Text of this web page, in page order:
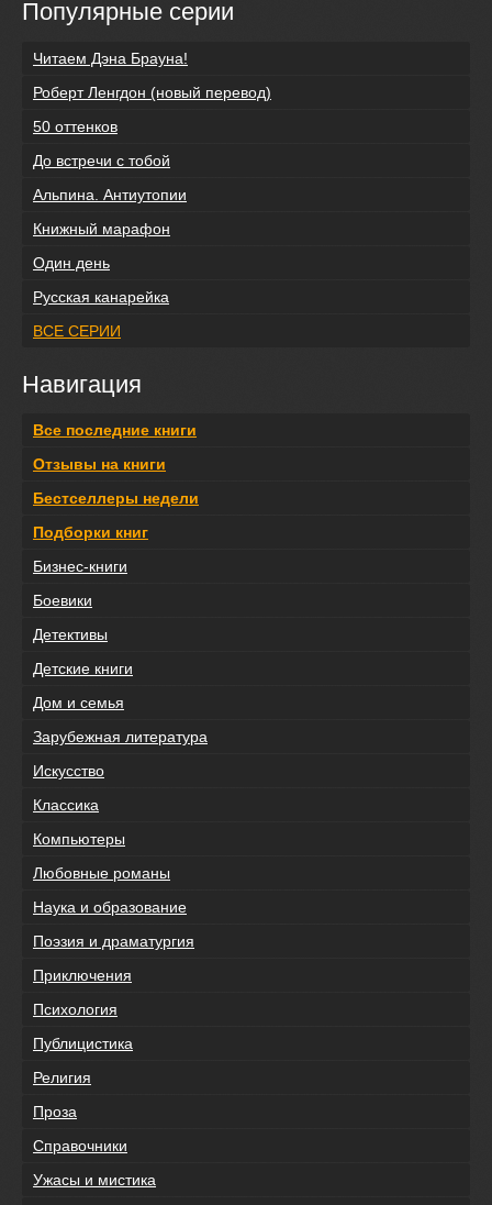
Популярные серии
Читаем Дэна Брауна!
Роберт Ленгдон (новый перевод)
50 оттенков
До встречи с тобой
Альпина. Антиутопии
Книжный марафон
Один день
Русская канарейка
ВСЕ СЕРИИ
Навигация
Все последние книги
Отзывы на книги
Бестселлеры недели
Подборки книг
Бизнес-книги
Боевики
Детективы
Детские книги
Дом и семья
Зарубежная литература
Искусство
Классика
Компьютеры
Любовные романы
Наука и образование
Поэзия и драматургия
Приключения
Психология
Публицистика
Религия
Проза
Справочники
Ужасы и мистика